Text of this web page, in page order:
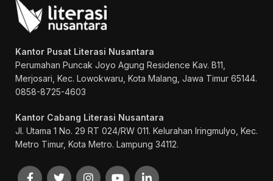
Kantor Pusat Literasi Nusantara
Perumahan Puncak Joyo Agung Residence Kav. B11,
Merjosari, Kec. Lowokwaru, Kota Malang, Jawa Timur 65144.
0858-8725-4603
Kantor Cabang Literasi Nusantara
Jl. Utama 1 No. 29 RT 024/RW 011. Kelurahan Iringmulyo, Kec.
Metro Timur, Kota Metro. Lampung 34112.